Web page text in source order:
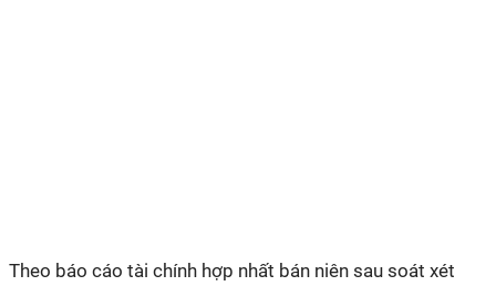
Theo báo cáo tài chính hợp nhất bán niên sau soát xét